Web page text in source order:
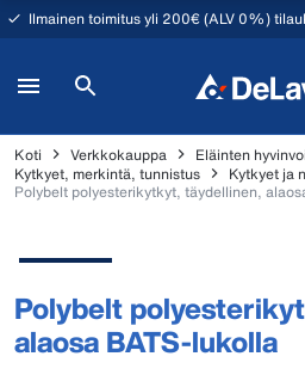
Ilmainen toimitus yli 200€ (ALV 0%)
Koti Verkkokauppa
Eläinten
Kytkyet, merkintä, tunnistus
Kytkyet ja
Polybelt polyesterikytkyt, täydellinen,
Polybelt
alaosa BATS-lukolla